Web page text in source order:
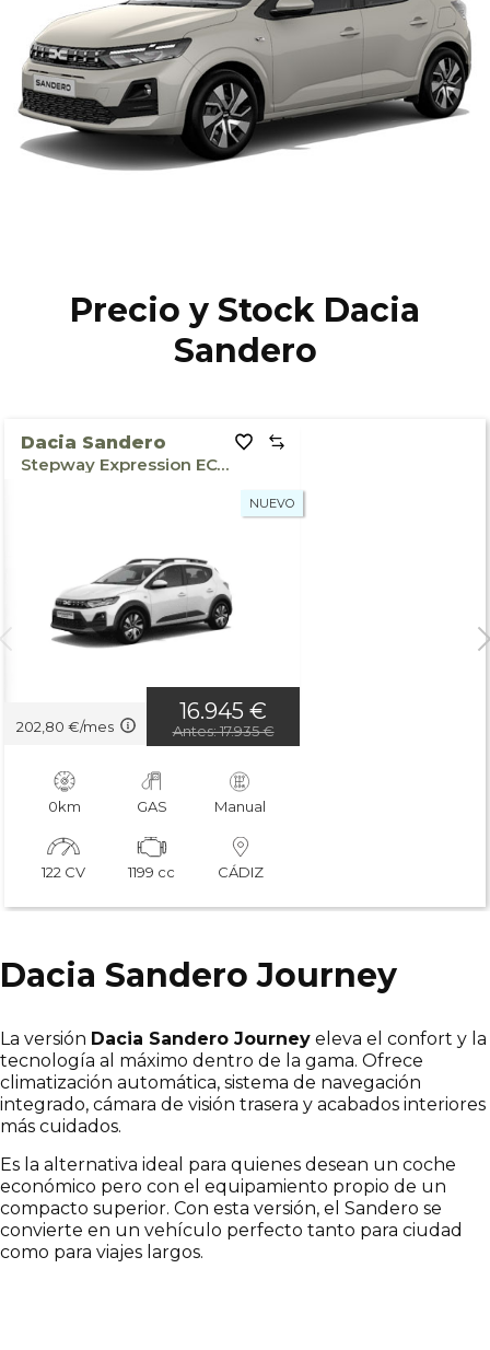
Precio y Stock Dacia
Sandero
Dacia Sandero
Stepway Expression ECO-G 120
NUEVO
202,80 €/mes
16.945 €
Antes: 17.935 €
0km GAS Manual
122 CV 1199 cc CÁDIZ
Dacia Sandero Journey
La versión Dacia Sandero Journey eleva el confort y la
tecnología al máximo dentro de la gama. Ofrece
climatización automática, sistema de navegación
integrado, cámara de visión trasera y acabados interiores
más cuidados.
Es la alternativa ideal para quienes desean un coche
económico pero con el equipamiento propio de un
compacto superior. Con esta versión, el Sandero se
convierte en un vehículo perfecto tanto para ciudad
como para viajes largos.